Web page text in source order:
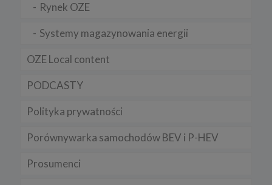
Rynek OZE
Systemy magazynowania energii
OZE Local content
PODCASTY
Polityka prywatności
Porównywarka samochodów BEV i P-HEV
Prosumenci